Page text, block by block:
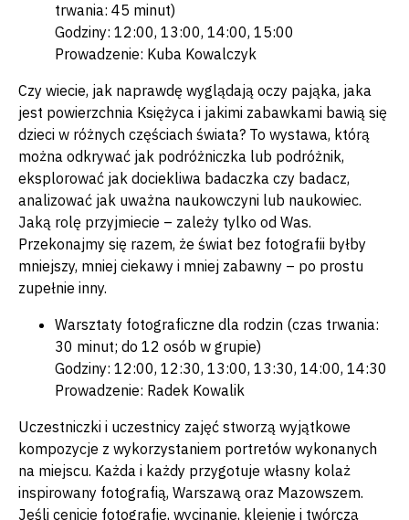
trwania: 45 minut)
Godziny: 12:00, 13:00, 14:00, 15:00
Prowadzenie: Kuba Kowalczyk
Czy wiecie, jak naprawdę wyglądają oczy pająka, jaka
jest powierzchnia Księżyca i jakimi zabawkami bawią się
dzieci w różnych częściach świata? To wystawa, którą
można odkrywać jak podróżniczka lub podróżnik,
eksplorować jak dociekliwa badaczka czy badacz,
analizować jak uważna naukowczyni lub naukowiec.
Jaką rolę przyjmiecie – zależy tylko od Was.
Przekonajmy się razem, że świat bez fotografii byłby
mniejszy, mniej ciekawy i mniej zabawny – po prostu
zupełnie inny.
Warsztaty fotograficzne dla rodzin (czas trwania:
30 minut; do 12 osób w grupie)
Godziny: 12:00, 12:30, 13:00, 13:30, 14:00, 14:30
Prowadzenie: Radek Kowalik
Uczestniczki i uczestnicy zajęć stworzą wyjątkowe
kompozycje z wykorzystaniem portretów wykonanych
na miejscu. Każda i każdy przygotuje własny kolaż
inspirowany fotografią, Warszawą oraz Mazowszem.
Jeśli cenicie fotografię, wycinanie, klejenie i twórczą